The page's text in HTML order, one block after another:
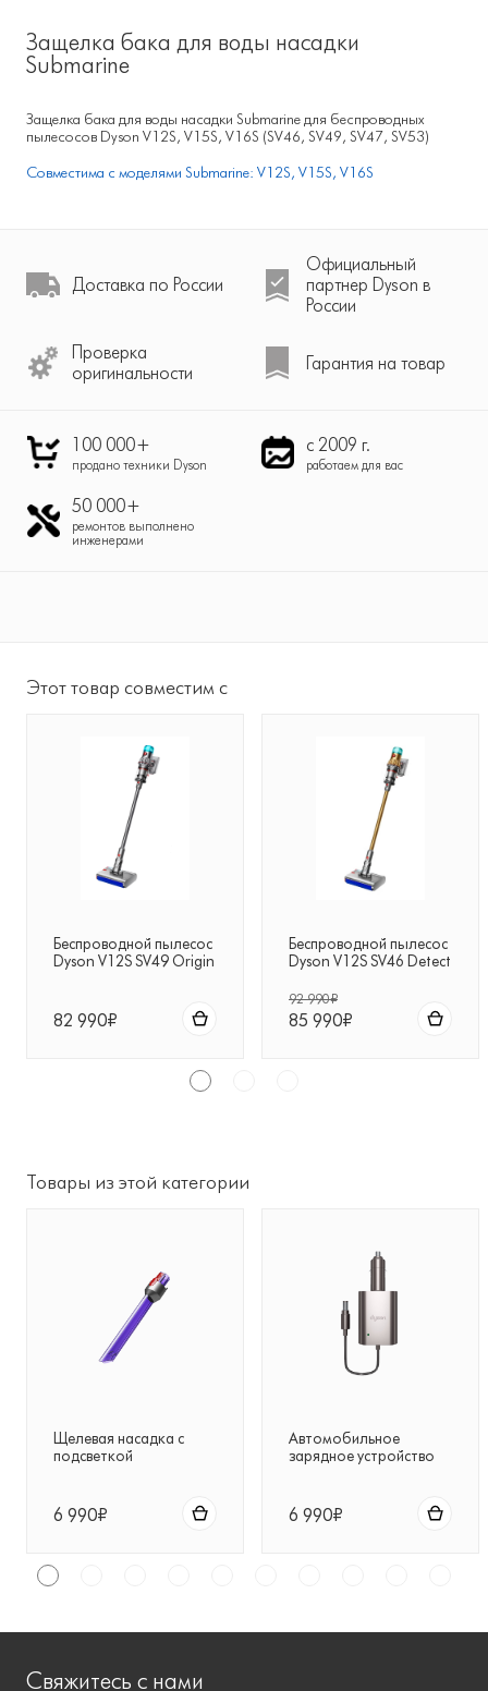
Защелка бака для воды насадки
Submarine
Защелка бака для воды насадки Submarine для беспроводных
пылесосов Dyson V12S, V15S, V16S (SV46, SV49, SV47, SV53)
Совместима с моделями Submarine: V12S, V15S, V16S
Доставка по России
Официальный
партнер Dyson в
России
Проверка
оригинальности
Гарантия на товар
100 000+
продано техники Dyson
с 2009 г.
работаем для вас
50 000+
ремонтов выполнено
инженерами
Этот товар совместим с
Беспроводной пылесос
Dyson V12S SV49 Origin
82 990₽
Беспроводной пылесос
Dyson V12S SV46 Detect
Submarine никель/
золото
92 990₽
85 990₽
Товары из этой категории
Щелевая насадка с
подсветкой
6 990₽
Автомобильное
зарядное устройство
6 990₽
Свяжитесь с нами